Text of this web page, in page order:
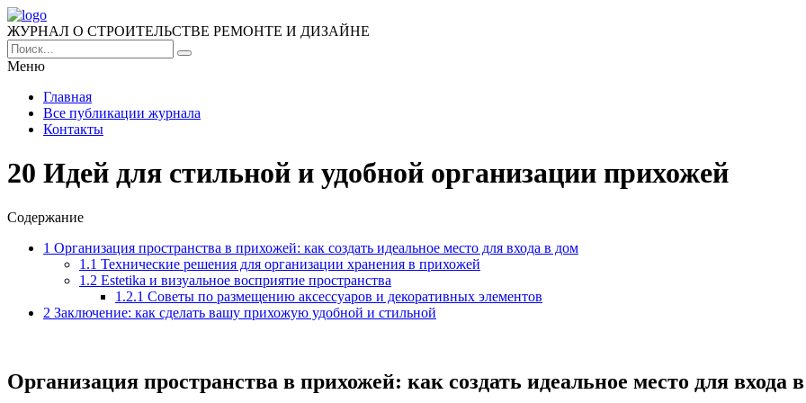
ЖУРНАЛ О СТРОИТЕЛЬСТВЕ РЕМОНТЕ И ДИЗАЙНЕ
Меню
Главная
Все публикации журнала
Контакты
20 Идей для стильной и удобной организации прихожей
Содержание
1 Организация пространства в прихожей: как создать идеальное место для входа в дом
1.1 Технические решения для организации хранения в прихожей
1.2 Estetika и визуальное восприятие пространства
1.2.1 Советы по размещению аксессуаров и декоративных элементов
2 Заключение: как сделать вашу прихожую удобной и стильной
Организация пространства в прихожей: как создать идеальное место для входа